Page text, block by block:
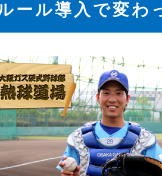
ール導入で変わ